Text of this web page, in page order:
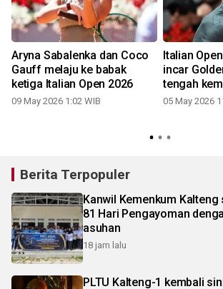
Aryna Sabalenka dan Coco
Gauff melaju ke babak
ketiga Italian Open 2026
09 May 2026 1:02 WIB
Italian
incar
tengah
05 May 2026
Berita Terpopuler
Kanwil Kemenkum Kalteng
81 Hari Pengayoman
asuhan
18 jam lalu
PLTU Kalteng-1 kembali